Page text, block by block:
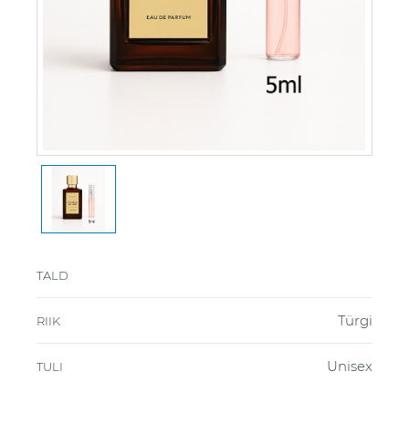
TALD
RIIK Türgi
TULI Unisex